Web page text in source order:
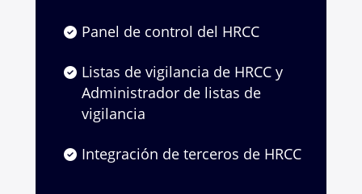
Panel de control del HRCC
Listas de vigilancia de HRCC y
Administrador de listas de
vigilancia
Integración de terceros de HRCC